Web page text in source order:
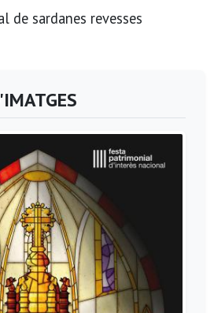
de sardanes revesses